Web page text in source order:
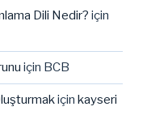
Dili Nedir? için
için BCB
için kayseri